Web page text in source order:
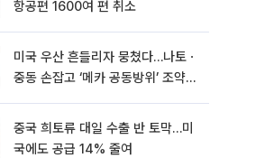
항공편 1600여 편 취소
미국 우산 흔들리자 뭉쳤다…나토ㆍ
중동 손잡고 ‘메카 공동방위’ 조약
중국 희토류 대일 수출 반 토막…미
국에도 공급 14% 줄여